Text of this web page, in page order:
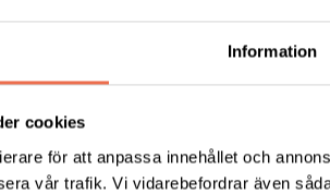
Information
cookies
för att anpassa innehållet och
vår trafik. Vi vidarebefordrar även
Habo Gård i Lomma